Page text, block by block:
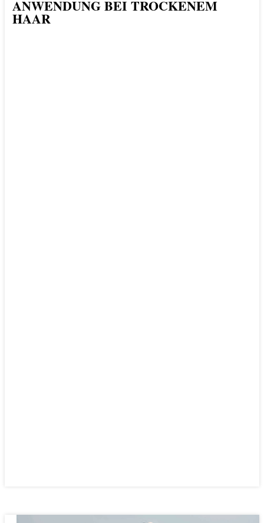
ANWENDUNG BEI TROCKENEM
HAAR